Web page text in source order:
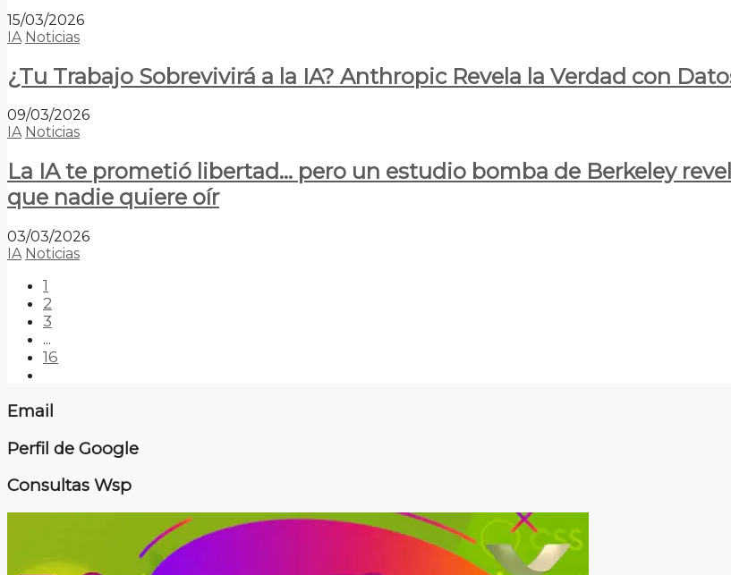
15/03/2026
IA Noticias
¿Tu Trabajo Sobrevivirá a la IA? Anthropic Revela la Verdad con
09/03/2026
IA Noticias
La IA te prometió libertad… pero un estudio bomba de Berkeley
que nadie quiere oír
03/03/2026
IA Noticias
1
2
3
...
16
Email
Perfil de Google
Consultas Wsp